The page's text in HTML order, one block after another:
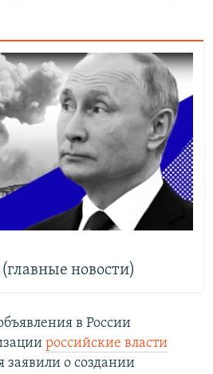
новости)
в России
российские власти
заявили о создании